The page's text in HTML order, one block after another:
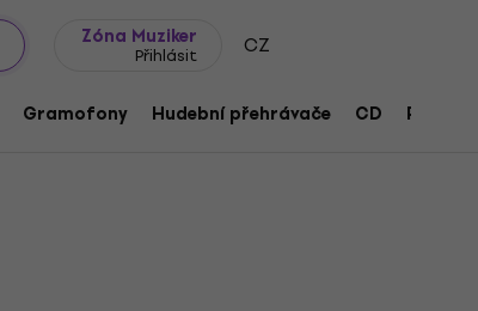
Zóna Muziker
Přihlásit CZ
Gramofony Hudební přehrávače CD